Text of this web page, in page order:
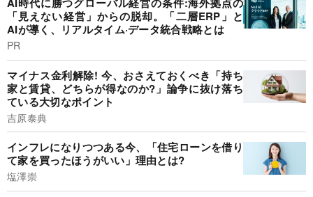
「見えない経営」からの脱却。「二層ERP」と
AIが導く、リアルタイム·データ統合戦略とは
PR
マイナス金利解除! 今、おさえておくべき「持ち
家と賃貸、どちらが得なのか?」論争に抜け落ち
ている大切なポイント
吉原泰典
インフレになりつつある今、「住宅ローンを借り
て家を買ったほうがいい」理由とは?
塩澤崇